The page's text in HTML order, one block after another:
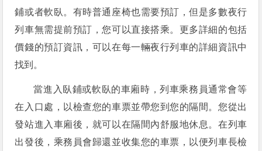
鋪或者軟臥。有時普通座椅也需要預訂，但是多數夜行
列車無需提前預訂，您可以直接搭乘。更多詳細的包括
價錢的預訂資訊，可以在每一輛夜行列車的詳細資訊中
找到。
當進入臥鋪或軟臥的車廂時，列車乘務員通常會等
在入口處，以檢查您的車票並帶您到您的隔間。您從出
發站進入車廂後，就可以在隔間內舒服地休息。在列車
出發後，乘務員會歸還並收集您的車票，以便列車長檢